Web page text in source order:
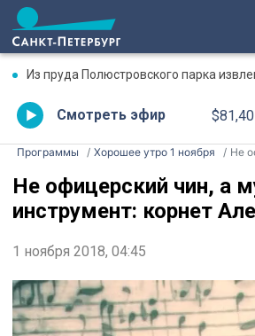
Из пруда Полюстровского парка извлекли
Смотреть эфир
Программы Хорошее утро 1 ноября Не
Не офицерский чин, а
инструмент: корнет
1 ноября 2018, 04:45